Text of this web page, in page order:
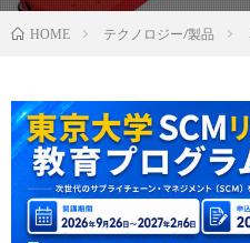
HOME テクノロジー/製品